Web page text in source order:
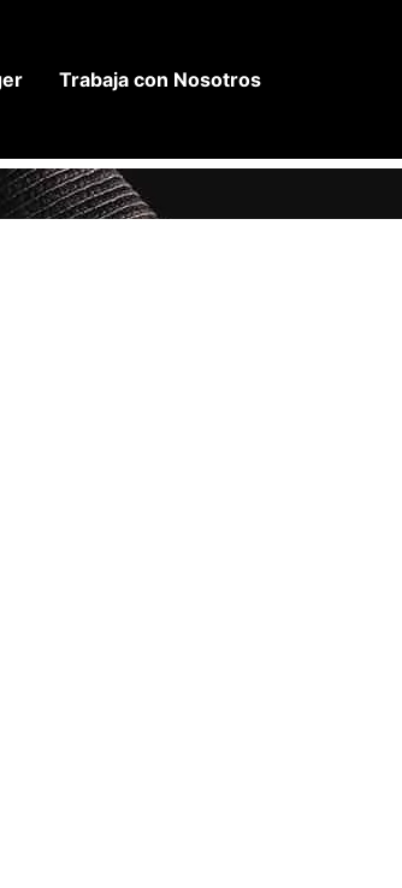
Trabaja con Nosotros